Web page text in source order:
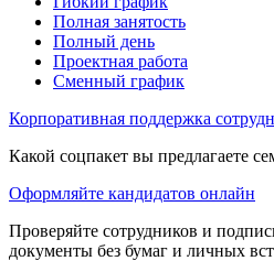
Полная занятость
Полный день
Проектная работа
Сменный график
Корпоративная поддержка
Какой соцпакет вы предлагаете
Оформляйте кандидатов онлайн
Проверяйте сотрудников и
документы без бумаг и личных